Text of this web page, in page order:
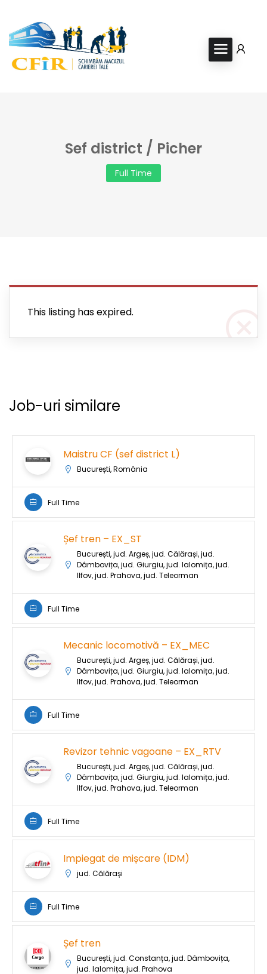
Sef district / Picher
Full Time
This listing has expired.
Job-uri similare
Maistru CF (sef district L)
București, România
Full Time
Șef tren – EX_ST
București, jud. Argeș, jud. Călărași, jud.
Dâmbovița, jud. Giurgiu, jud. Ialomița, jud.
Ilfov, jud. Prahova, jud. Teleorman
Full Time
Mecanic locomotivă – EX_MEC
București, jud. Argeș, jud. Călărași, jud.
Dâmbovița, jud. Giurgiu, jud. Ialomița, jud.
Ilfov, jud. Prahova, jud. Teleorman
Full Time
Revizor tehnic vagoane – EX_RTV
București, jud. Argeș, jud. Călărași, jud.
Dâmbovița, jud. Giurgiu, jud. Ialomița, jud.
Ilfov, jud. Prahova, jud. Teleorman
Full Time
Impiegat de mișcare (IDM)
jud. Călărași
Full Time
Șef tren
București, jud. Constanța, jud. Dâmbovița,
jud. Ialomița, jud. Prahova